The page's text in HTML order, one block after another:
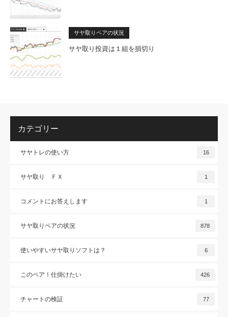
サヤ取りペアの状況
サヤ取り投資は１組を損切り
カテゴリー
サヤトレの使い方 16
サヤ取り ＦＸ 1
コメントにお答えします 1
サヤ取りペアの状況 878
使いやすいサヤ取りソフトは？ 6
このペア！仕掛けたい 426
チャートの検証 77